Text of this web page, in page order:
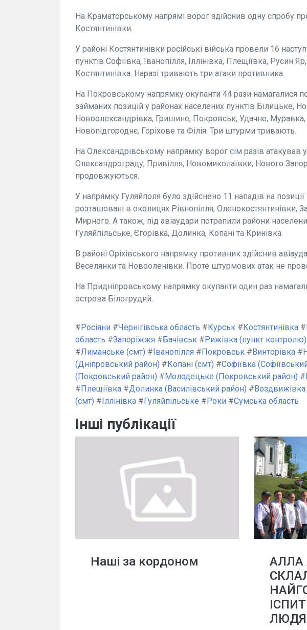
На Краматорському напрямі ворог здійснив одну спробу
Костянтинівки.
У районі Костянтинівки російські війська провели 16
пунктів Софіївка, Іванопілля, Іллінівка, Плещіївка, Русин
Костянтинівка. Наразі тривають три атаки противника.
На Покровському напрямку окупанти 44 рази намагалися
займаних позицій у районах населених пунктів Білицьке,
Новоолександрівка, Гришине, Покровськ, Удачне,
Новопідгороднє, Горіхове та Філія. Три штурми тривають.
На Олександрівському напрямку ворог сім разів атакував у
Олександрограду, Привілля, Новомиколаївки, Нового
продовжуються.
У напрямку Гуляйполя було здійснено 11 нападів на
розташовані в околицях Рівнопілля, Оленокостянтинівки,
Мирного. А також, під авіаудари потрапили райони
Гуляйпільське, Єгорівка, Долинка, Копані та Кринівка.
В районі Оріхівського напрямку противник здійснив
Веселянки та Новооленівки. Проте штурмових атак не
На Придніпровському напрямку окупанти один раз
острова Білогрудий.
# Росіяни #Чернігівська область # Курськ # Костянтинівка #
область #Запоріжжя # Бачівськ # Рижівка (пункт контролю)
#Лиманське (смт) # Іванопілля # Покровськ # Винторівка #
(Дніпровський район) # Копані (смт) #Софіївка
(Покровський район) # Молодецьке (Покровський район) #
# Плещіївка #Долинка (Василівський район) # Воздвижівка
(смт) # Іллінівка # Гуляйпільське # Роки #Сумська область
Інші публікації
Наші за кордоном
АЛЛА